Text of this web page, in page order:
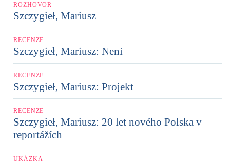
ROZHOVOR
Szczygieł, Mariusz
RECENZE
Szczygieł, Mariusz: Není
RECENZE
Szczygieł, Mariusz: Projekt
RECENZE
Szczygieł, Mariusz: 20 let nového Polska v
reportážích
UKÁZKA